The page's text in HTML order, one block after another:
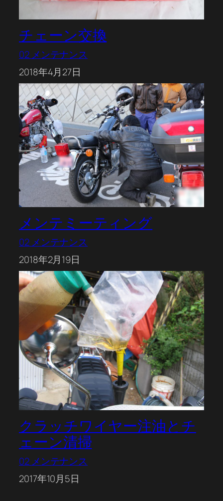
チェーン交換
02 メンテナンス
2018年4月27日
メンテミーティング
02 メンテナンス
2018年2月19日
クラッチワイヤー注油とチ
ェーン清掃
02 メンテナンス
2017年10月5日